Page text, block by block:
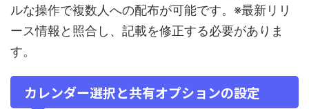
ルな操作で複数人への配布が可能です。※最新リリ
ース情報と照合し、記載を修正する必要がありま
す。
カレンダー選択と共有オプションの設定